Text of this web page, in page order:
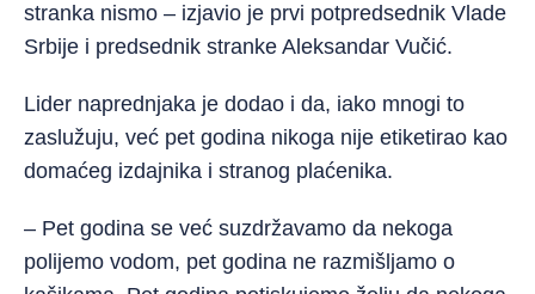
stranka nismo – izjavio je prvi potpredsednik Vlade
Srbije i predsednik stranke Aleksandar Vučić.
Lider naprednjaka je dodao i da, iako mnogi to
zaslužuju, već pet godina nikoga nije etiketirao kao
domaćeg izdajnika i stranog plaćenika.
– Pet godina se već suzdržavamo da nekoga
polijemo vodom, pet godina ne razmišljamo o